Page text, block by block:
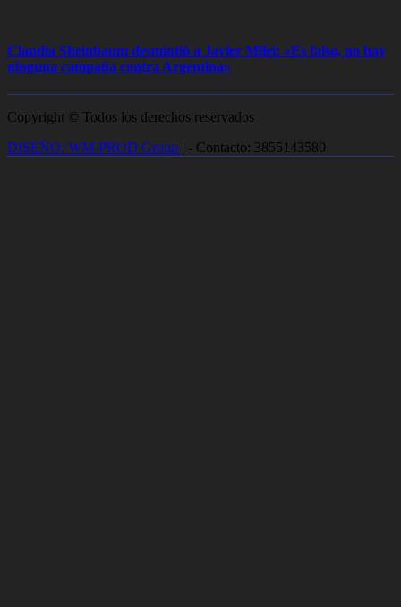
Claudia Sheinbaum desmintió a Javier Milei: «Es falso, no hay
ninguna campaña contra Argentina»
Copyright © Todos los derechos reservados
DISEÑO: WM-PROD Group | - Contacto: 3855143580